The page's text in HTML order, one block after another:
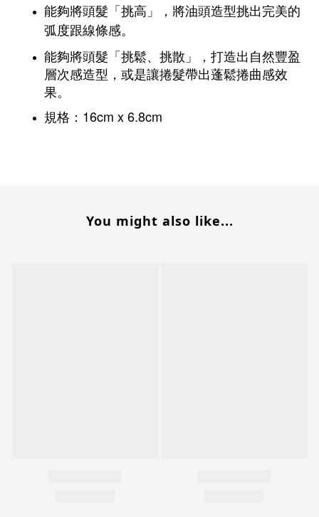
能夠將頭髮「挑高」， 將油頭造型挑出完美的
弧度跟線條感。
能夠將頭髮「挑鬆、挑散」，打造出自然豐盈
層次感造型，或是讓捲髮帶出蓬鬆捲曲感效
果。
規格：16cm x 6.8cm
You might also like...